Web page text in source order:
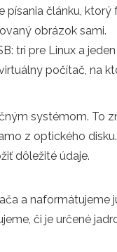
článku,
obrázok sami.
tri pre Linux a
počítač, na
systémom. To
z optického
dôležité údaje.
a
či je určené